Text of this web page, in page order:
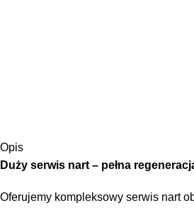
Opis
Duży serwis nart – pełna
Oferujemy kompleksowy serwis nart